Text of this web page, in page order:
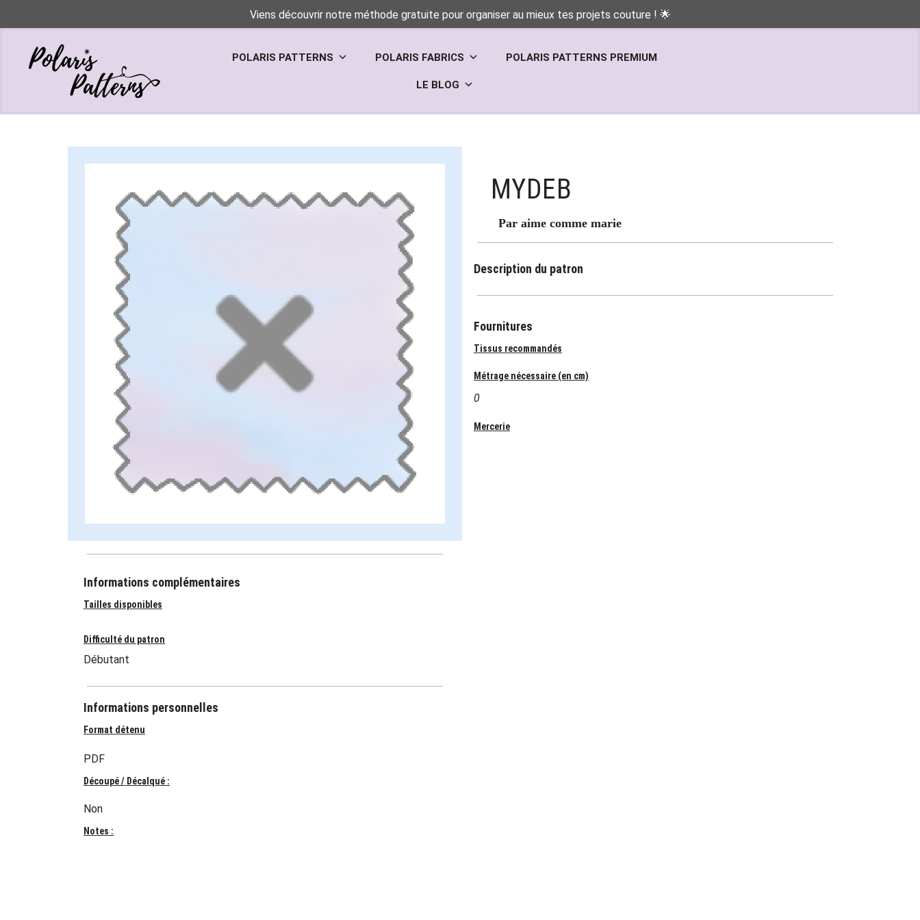
Viens découvrir notre méthode gratuite pour organiser au mieux tes projets couture ! 🌟
POLARIS PATTERNS POLARIS FABRICS POLARIS PATTERNS PREMIUM
LE BLOG
Informations complémentaires
Tailles disponibles
Difficulté du patron
Débutant
Informations personnelles
Format détenu
PDF
Découpé / Décalqué :
Non
Notes :
MYDEB
Par aime comme marie
Description du patron
Fournitures
Tissus recommandés
Métrage nécessaire (en cm)
0
Mercerie